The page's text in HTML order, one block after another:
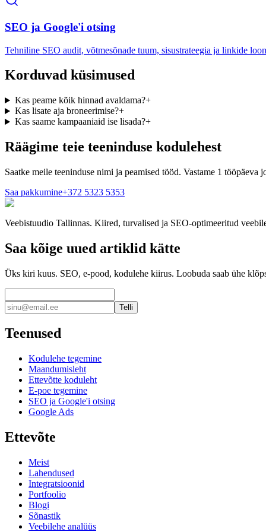
SEO ja Google'i otsing
Tehniline SEO audit, võtmesõnade tuum, sisustrateegia ja linkide
Korduvad küsimused
Kas peame kõik hinnad avaldama?+
Kas lisate aja broneerimise?+
Kas saame kampaaniaid ise lisada?+
Räägime teie teeninduse kodulehest
Saatke meile teeninduse nimi ja peamised tööd. Vastame 1 tööpäeva
Saa pakkumine+372 5323 5353
Veebistuudio Tallinnas. Kiired, turvalised ja SEO-optimeeritud
Saa kõige uued artiklid kätte
Üks kiri kuus. SEO, e-pood, kodulehe kiirus. Loobuda saab ühe
Telli
Teenused
Kodulehe tegemine
Maandumisleht
Ettevõtte koduleht
E-poe tegemine
SEO ja Google'i otsing
Google Ads
Ettevõte
Meist
Lahendused
Integratsioonid
Portfoolio
Blogi
Sõnastik
Veebilehe analüüs